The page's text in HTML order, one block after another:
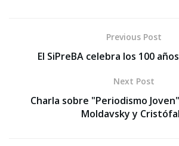
Previous Post
El SiPreBA celebra los 100
Next Post
Charla sobre "Periodismo
Moldavsky y